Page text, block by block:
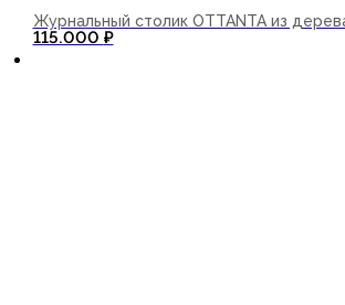
Журнальный столик OTTANTA из
115.000 ₽